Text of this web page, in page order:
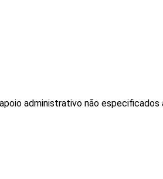
administrativo não